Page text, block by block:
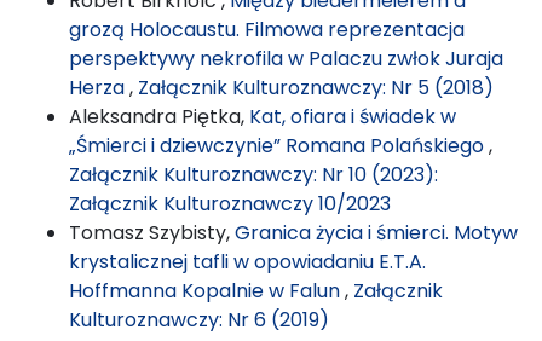
grozą Holocaustu. Filmowa reprezentacja
perspektywy nekrofila w Palaczu zwłok Juraja
Herza, Załącznik Kulturoznawczy: Nr 5 (2018)
Aleksandra Piętka, Kat, ofiara i świadek w
„Śmierci i dziewczynie” Romana Polańskiego,
Załącznik Kulturoznawczy: Nr 10 (2023):
Załącznik Kulturoznawczy 10/2023
Tomasz Szybisty,Granica życia i śmierci. Motyw
krystalicznej tafli w opowiadaniu E.T.A.
Hoffmanna Kopalnie w Falun, Załącznik
Kulturoznawczy: Nr 6 (2019)